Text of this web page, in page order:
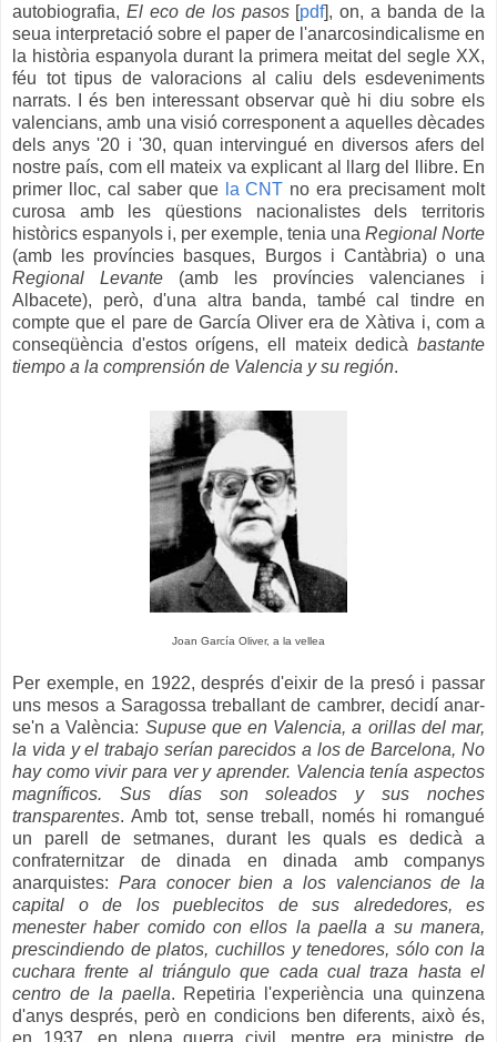
autobiografia, El eco de los pasos[pdf], on, a banda de la
seua interpretació sobre el paper de l'anarcosindicalisme en
la història espanyola durant la primera meitat del segle XX,
féu tot tipus de valoracions al caliu dels esdeveniments
narrats. I és ben interessant observar què hi diu sobre els
valencians, amb una visió corresponent a aquelles dècades
dels anys '20 i '30, quan intervingué en diversos afers del
nostre país, com ell mateix va explicant al llarg del llibre. En
primer lloc, cal saber que la CNT no era precisament molt
curosa amb les qüestions nacionalistes dels territoris
històrics espanyols i, per exemple, tenia una Regional Norte
(amb les províncies basques, Burgos i Cantàbria) o una
Regional Levante (amb les províncies valencianes i
Albacete), però, d'una altra banda, també cal tindre en
compte que el pare de García Oliver era de Xàtiva i, com a
conseqüència d'estos orígens, ell mateix dedicà bastante
tiempo a la comprensión de Valencia y su región.
Joan García Oliver, a la vellea
Per exemple, en 1922, després d'eixir de la presó i passar
uns mesos a Saragossa treballant de cambrer, decidí anar-
se'n a València: Supuse que en Valencia, a orillas del mar,
la vida y el trabajo serían parecidos a los de Barcelona, No
hay como vivir para ver y aprender. Valencia tenía aspectos
magníficos. Sus días son soleados y sus noches
transparentes. Amb tot, sense treball, només hi romangué
un parell de setmanes, durant les quals es dedicà a
confraternitzar de dinada en dinada amb companys
anarquistes: Para conocer bien a los valencianos de la
capital o de los pueblecitos de sus alrededores, es
menester haber comido con ellos la paella a su manera,
prescindiendo de platos, cuchillos y tenedores, sólo con la
cuchara frente al triángulo que cada cual traza hasta el
centro de la paella. Repetiria l'experiència una quinzena
d'anys després, però en condicions ben diferents, això és,
en 1937, en plena guerra civil, mentre era ministre de